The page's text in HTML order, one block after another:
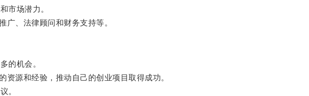
市场潜力。
、法律顾问和财务支持等。
的机会。
源和经验，推动自己的创业项目取得成功。
。